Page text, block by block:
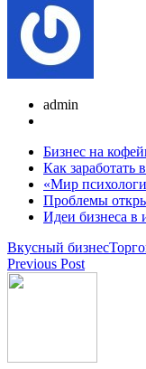
admin
Бизнес на
Как заработать
«Мир
Проблемы
Идеи бизнеса в
Вкусный бизнес
Previous Post